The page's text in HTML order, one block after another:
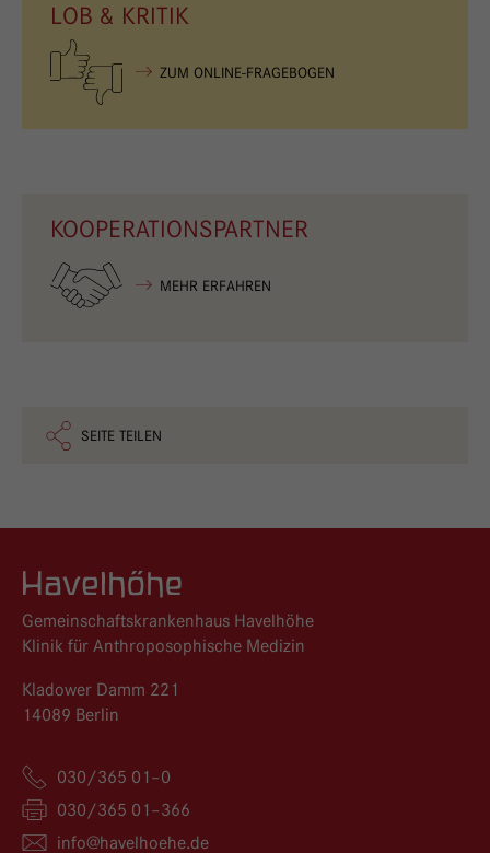
LOB & KRITIK
ZUM ONLINE-FRAGEBOGEN
KOOPERATIONSPARTNER
MEHR ERFAHREN
SEITE TEILEN
Logo GKH Havelhöhe
Gemeinschaftskrankenhaus Havelhöhe
Klinik für Anthroposophische Medizin
Kladower Damm 221
14089 Berlin
030/365 01–0
030/365 01–366
info@havelhoehe.de